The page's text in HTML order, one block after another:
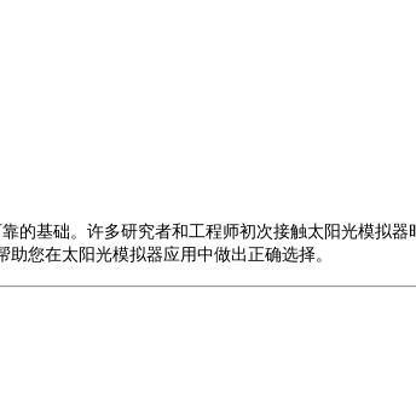
的基础。许多研究者和工程师初次接触太阳光模拟器
助您在太阳光模拟器应用中做出正确选择。